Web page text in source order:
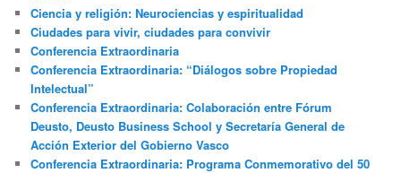
Ciencia y religión: Neurociencias y espiritualidad
Ciudades para vivir, ciudades para convivir
Conferencia Extraordinaria
Conferencia Extraordinaria: “Diálogos sobre Propiedad
Intelectual”
Conferencia Extraordinaria: Colaboración entre Fórum
Deusto, Deusto Business School y Secretaría General de
Acción Exterior del Gobierno Vasco
Conferencia Extraordinaria: Programa Conmemorativo del 50